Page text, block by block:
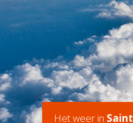
Het weer in Saint